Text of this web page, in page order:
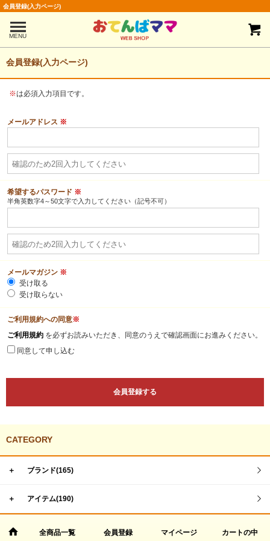
会員登録(入力ページ)
MENU
会員登録(入力ページ)
※は必須入力項目です。
メールアドレス ※
希望するパスワード ※
半角英数字4～50文字で入力してください（記号不可）
メールマガジン ※
受け取る
受け取らない
ご利用規約への同意※
ご利用規約 を必ずお読みいただき、同意のうえで確認画面にお進みください。
同意して申し込む
CATEGORY
＋ ブランド(165)
＋ アイテム(190)
全商品一覧 会員登録 マイページ カートの中